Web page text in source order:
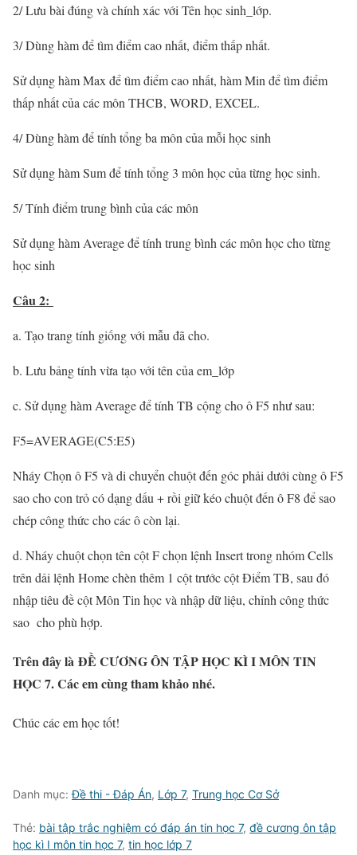
2/ Lưu bài đúng và chính xác với Tên học sinh_lớp.
3/ Dùng hàm để tìm điểm cao nhất, điểm thấp nhất.
Sử dụng hàm Max để tìm điểm cao nhất, hàm Min để tìm điểm
thấp nhất của các môn THCB, WORD, EXCEL.
4/ Dùng hàm để tính tổng ba môn của mỗi học sinh
Sử dụng hàm Sum để tính tổng 3 môn học của từng học sinh.
5/ Tính điểm trung bình của các môn
Sử dụng hàm Average để tính trung bình các môn học cho từng
học sinh
Câu 2:
a. Tạo trang tính giống với mẫu đã cho.
b. Lưu bảng tính vừa tạo với tên của em_lớp
c. Sử dụng hàm Average để tính TB cộng cho ô F5 như sau:
F5=AVERAGE(C5:E5)
Nháy Chọn ô F5 và di chuyển chuột đến góc phải dưới cùng ô F5
sao cho con trỏ có dạng dấu + rồi giữ kéo chuột đến ô F8 để sao
chép công thức cho các ô còn lại.
d. Nháy chuột chọn tên cột F chọn lệnh Insert trong nhóm Cells
trên dải lệnh Home chèn thêm 1 cột trước cột Điểm TB, sau đó
nhập tiêu đề cột Môn Tin học và nhập dữ liệu, chỉnh công thức
sao cho phù hợp.
Trên đây là ĐỀ CƯƠNG ÔN TẬP HỌC KÌ I MÔN TIN
HỌC 7. Các em cùng tham khảo nhé.
Chúc các em học tốt!
Danh mục:Đề thi - Đáp Án, Lớp 7, Trung học Cơ Sở
Thẻ: bài tập trắc nghiệm có đáp án tin học 7, đề cương ôn tập
học kì I môn tin học 7, tin học lớp 7